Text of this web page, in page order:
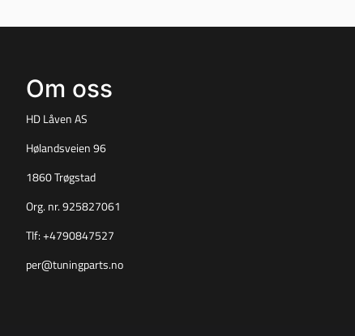
Om oss
HD Låven AS
Hølandsveien 96
1860 Trøgstad
Org. nr. 925827061
Tlf: +4790847527
per@tuningparts.no